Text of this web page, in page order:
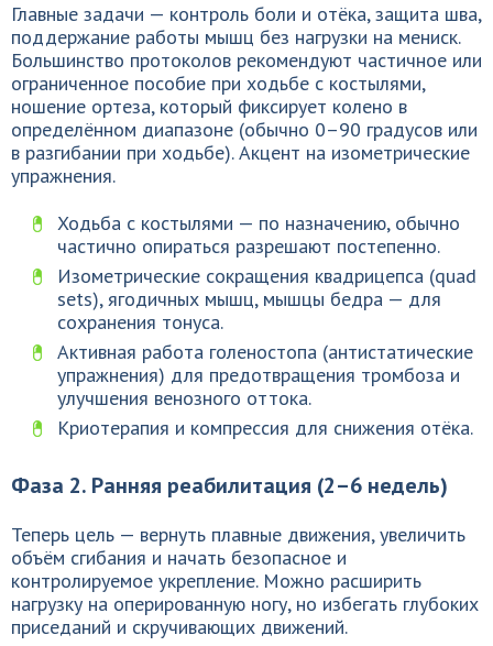
Главные задачи — контроль боли и отёка, защита шва,
поддержание работы мышц без нагрузки на мениск.
Большинство протоколов рекомендуют частичное или
ограниченное пособие при ходьбе с костылями,
ношение ортеза, который фиксирует колено в
определённом диапазоне (обычно 0–90 градусов или
в разгибании при ходьбе). Акцент на изометрические
упражнения.
Ходьба с костылями — по назначению, обычно
частично опираться разрешают постепенно.
Изометрические сокращения квадрицепса (quad
sets), ягодичных мышц, мышцы бедра — для
сохранения тонуса.
Активная работа голеностопа (антистатические
упражнения) для предотвращения тромбоза и
улучшения венозного оттока.
Криотерапия и компрессия для снижения отёка.
Фаза 2. Ранняя реабилитация (2–6 недель)
Теперь цель — вернуть плавные движения, увеличить
объём сгибания и начать безопасное и
контролируемое укрепление. Можно расширить
нагрузку на оперированную ногу, но избегать глубоких
приседаний и скручивающих движений.